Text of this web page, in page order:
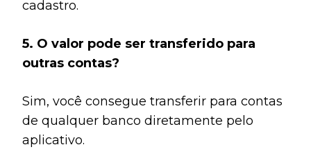
cadastro.
5. O valor pode ser transferido para
outras contas?
Sim, você consegue transferir para contas
de qualquer banco diretamente pelo
aplicativo.